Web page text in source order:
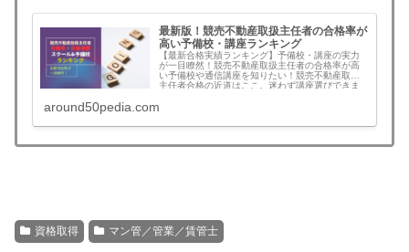
最新版！競売不動産取扱主任者の合格率が
高い予備校・講座ランキング
【最新合格実績ランキング】予備校・講座の実力
が一目瞭然！競売不動産取扱主任者の合格率が高
い予備校や通信講座を知りたい！競売不動産取扱
主任者合格の近道はここ。迷わず講座選びできま
around50pedia.com
資格取得 マン管／管業／賃管士